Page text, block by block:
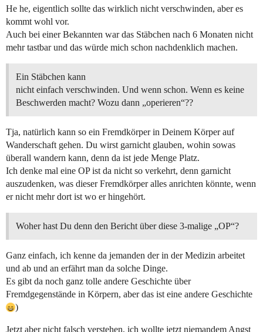
He he, eigentlich sollte das wirklich nicht verschwinden, aber es
kommt wohl vor.
Auch bei einer Bekannten war das Stäbchen nach 6 Monaten nicht
mehr tastbar und das würde mich schon nachdenklich machen.
Ein Stäbchen kann
nicht einfach verschwinden. Und wenn schon. Wenn es keine
Beschwerden macht? Wozu dann „operieren“??
Tja, natürlich kann so ein Fremdkörper in Deinem Körper auf
Wanderschaft gehen. Du wirst garnicht glauben, wohin sowas
überall wandern kann, denn da ist jede Menge Platz.
Ich denke mal eine OP ist da nicht so verkehrt, denn garnicht
auszudenken, was dieser Fremdkörper alles anrichten könnte, wenn
er nicht mehr dort ist wo er hingehört.
Woher hast Du denn den Bericht über diese 3-malige „OP“?
Ganz einfach, ich kenne da jemanden der in der Medizin arbeitet
und ab und an erfährt man da solche Dinge.
Es gibt da noch ganz tolle andere Geschichte über
Fremdgegenstände in Körpern, aber das ist eine andere Geschichte
)
Jetzt aber nicht falsch verstehen, ich wollte jetzt niemandem Angst